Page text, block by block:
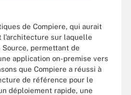
de Compiere, qui aurait
l’architecture sur laquelle
Source, permettant de
application on-premise vers
que Compiere a réussi à
de référence pour le
déploiement rapide, une